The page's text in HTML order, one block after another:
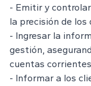
- Emitir y
la precisión de
- Ingresar la
gestión,
cuentas
- Informar a los